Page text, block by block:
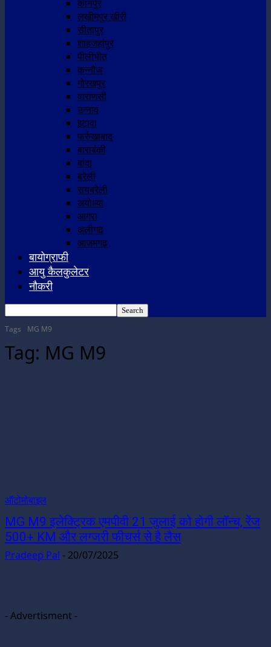
कानपुर
लखीमपुर खीरी
सीतापुर
शाहजहांपुर
पीलीभीत
कन्नौज
गोरखपुर
वाराणसी
उन्नाव
इटावा
फर्रुखाबाद
बाराबंकी
बांदा
बरेली
रायबरेली
अयोध्या
आगरा
अलीगढ़
आजमगढ़
बायोग्राफी
आयु कैलकुलेटर
नौकरी
Tags MG M9
Tag: MG M9
ऑटोमोबाइल
MG M9 इलेक्ट्रिक एमपीवी 21 जुलाई को होगी लॉन्च, रेंज
500+ KM और लग्जरी फीचर्स से है लैस
Pradeep Pal - 20/07/2025
- Advertisment -